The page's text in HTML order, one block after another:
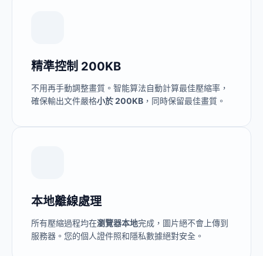
精準控制 200KB
不用再手動調整畫質。智能算法自動計算最佳壓縮率，
確保輸出文件嚴格小於 200KB ，同時保留最佳畫質。
本地離線處理
所有壓縮過程均在瀏覽器本地完成，圖片絕不會上傳到
服務器。您的個人證件照和隱私數據絕對安全。